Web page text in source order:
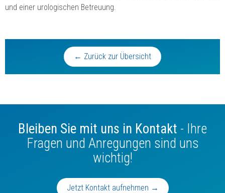
← Zurück zur Übersicht
und einer urologischen Betreuung.
Bleiben Sie mit uns in Kontakt - Ihre
Fragen und Anregungen sind uns
wichtig!
Jetzt Kontakt aufnehmen →